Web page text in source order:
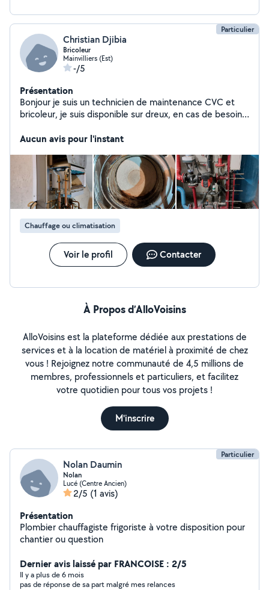
Particulier
Christian Djibia
Bricoleur
Mainvilliers (Est)
-/5
Présentation
Bonjour je suis un technicien de maintenance CVC et
bricoleur, je suis disponible sur dreux, en cas de besoin
Aucun avis pour l'instant
Chauffage ou climatisation
Voir le profil Contacter
À Propos d’AlloVoisins
AlloVoisins est la plateforme dédiée aux prestations de
services et à la location de matériel à proximité de chez
vous ! Rejoignez notre communauté de 4,5 millions de
membres, professionnels et particuliers, et facilitez
votre quotidien pour tous vos projets !
M'inscrire
Particulier
Nolan Daumin
Nolan
Lucé (Centre Ancien)
2/5 (1 avis)
Présentation
Plombier chauffagiste frigoriste à votre disposition pour
chantier ou question
Dernier avis laissé par FRANCOISE : 2/5
Il y a plus de 6 mois
pas de réponse de sa part malgré mes relances